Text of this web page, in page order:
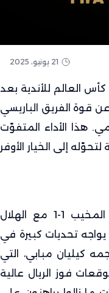
21 يونيو، 2025
العالم للأندية بعد
قوة الفريق الباريسي
هذا الأداء المتفوّت
3.5، في إشارة واضحة لتحوّله إلى الخيار الأوفر
في المقابل، شهد ريال مدريد تراجعاً صادماً بعد تعادله المخيب 1-1 مع الهلال
تحديات كبيرة في
كيليان مبابي، التي
فوز الريال عالية